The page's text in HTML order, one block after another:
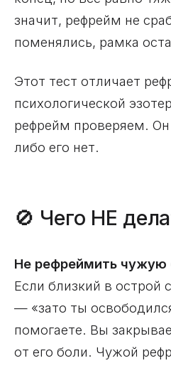
значит, рефрейм не
поменялись, рамка
Этот тест отличает
психологической
рефрейм проверяем. Он
либо его нет.
🚫 Чего НЕ
Не рефреймить чужую
Если близкий в острой
— «зато ты
помогаете. Вы
от его боли. Чужой